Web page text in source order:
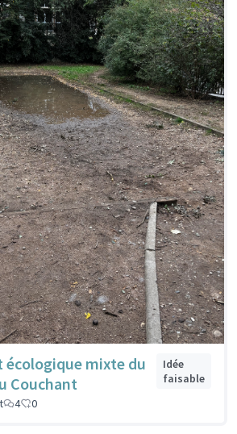
écologique mixte du
Couchant
Idée
faisable
4 0